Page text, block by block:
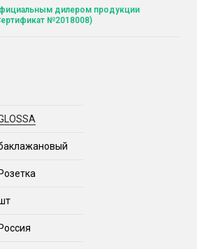
дилером продукции
№2018008)
Розетка
Россия